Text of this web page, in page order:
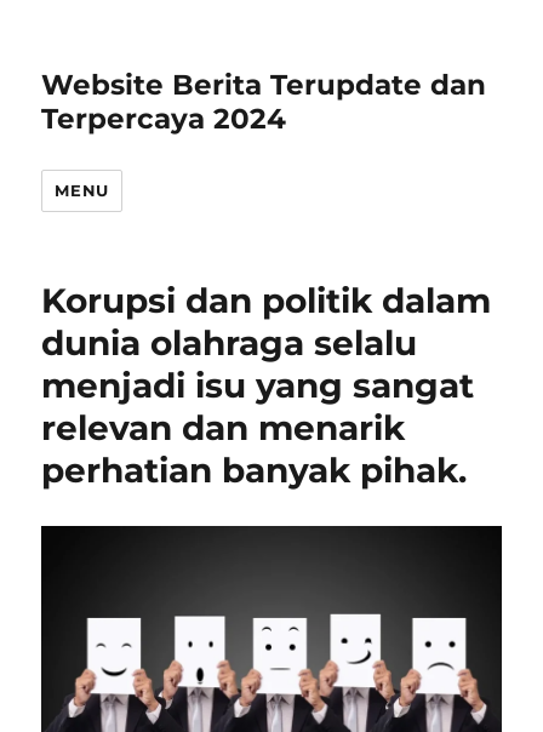
Website Berita Terupdate dan
Terpercaya 2024
MENU
Korupsi dan politik dalam
dunia olahraga selalu
menjadi isu yang sangat
relevan dan menarik
perhatian banyak pihak.